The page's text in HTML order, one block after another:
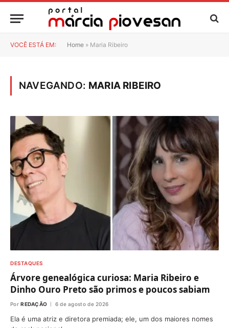
VOCÊ ESTÁ EM: Home » Maria Ribeiro
NAVEGANDO: MARIA RIBEIRO
DESTAQUES
Árvore genealógica curiosa: Maria Ribeiro e
Dinho Ouro Preto são primos e poucos sabiam
Por REDAÇÃO 6 de agosto de 2026
Ela é uma atriz e diretora premiada; ele, um dos maiores nomes